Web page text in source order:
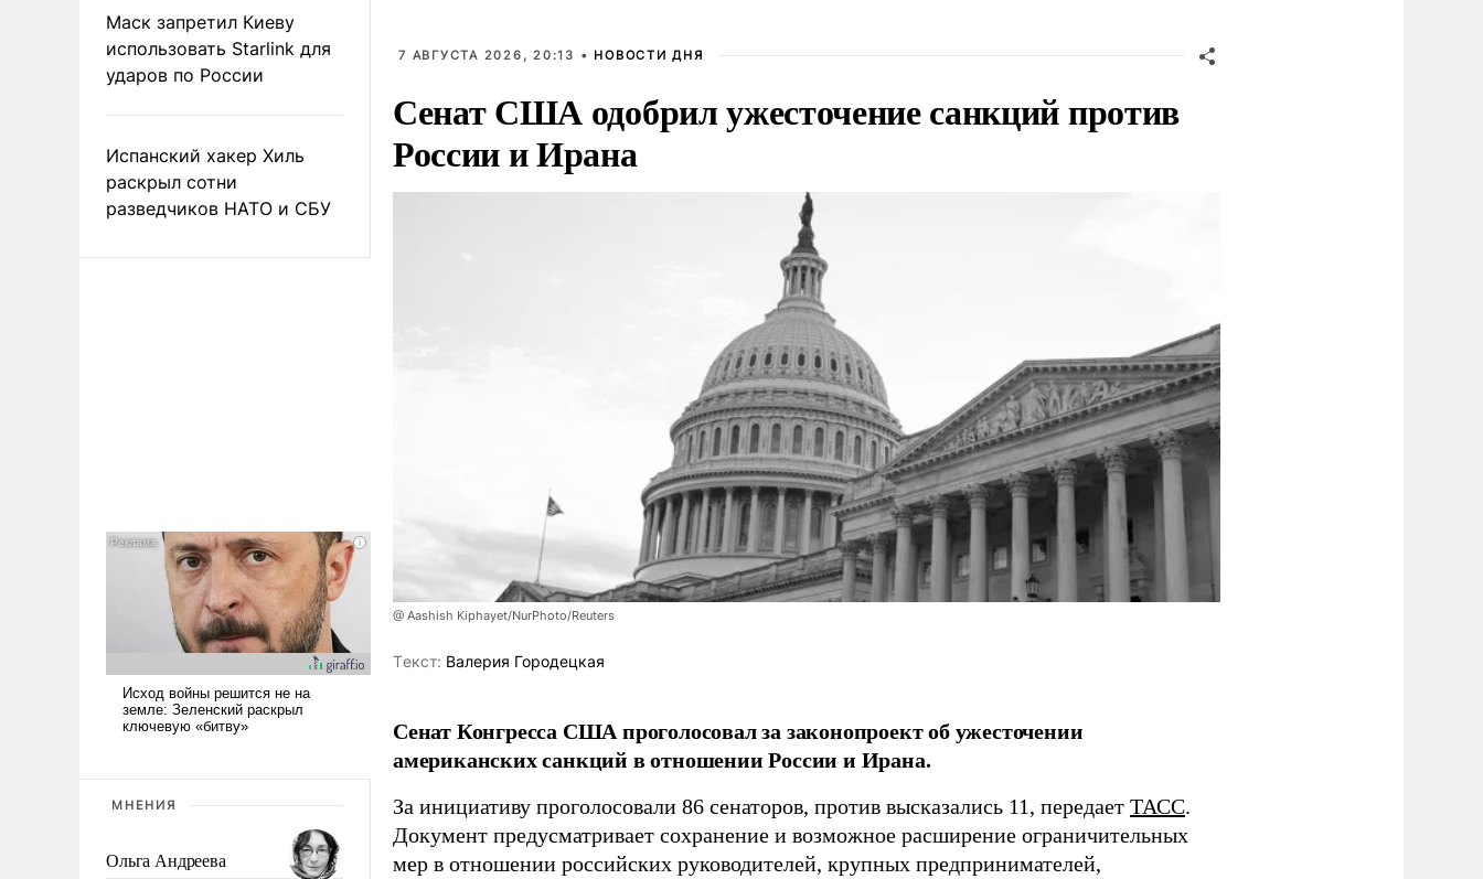
Маск запретил Киеву
использовать Starlink для
ударов по России
Испанский хакер Хиль
раскрыл сотни
разведчиков НАТО и СБУ
МНЕНИЯ
Ольга Андреева
7 АВГУСТА 2026, 20:13 • НОВОСТИ ДНЯ
Сенат США одобрил ужесточение санкций против
России и Ирана
@ Aashish Kiphayet/NurPhoto/Reuters
Tекст: Валерия Городецкая
Сенат Конгресса США проголосовал за законопроект об ужесточении
американских санкций в отношении России и Ирана.
За инициативу проголосовали 86 сенаторов, против высказались 11, передает ТАСС.
Документ предусматривает сохранение и возможное расширение ограничительных
мер в отношении российских руководителей, крупных предпринимателей,